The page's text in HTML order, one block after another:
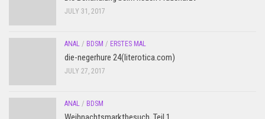
JULY 31, 2017
ANAL / BDSM / ERSTES MAL
die-negerhure 24(literotica.com)
JULY 27, 2017
ANAL / BDSM